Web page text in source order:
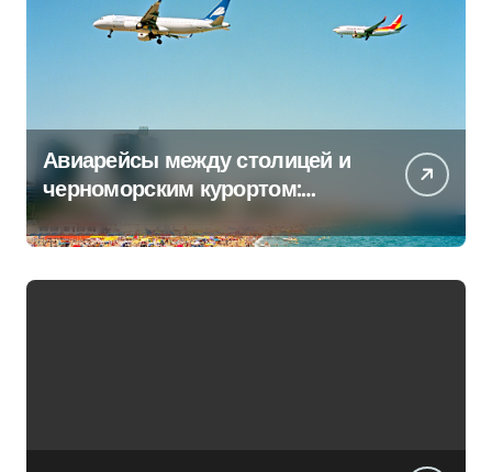
Авиарейсы между столицей и
черноморским курортом:
перечень всех операторов